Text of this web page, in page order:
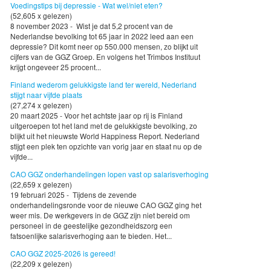
Voedingstips bij depressie - Wat wel/niet eten?
(52,605 x gelezen)
8 november 2023 - Wist je dat 5,2 procent van de
Nederlandse bevolking tot 65 jaar in 2022 leed aan een
depressie? Dit komt neer op 550.000 mensen, zo blijkt uit
cijfers van de GGZ Groep. En volgens het Trimbos Instituut
krijgt ongeveer 25 procent...
Finland wederom gelukkigste land ter wereld, Nederland
stijgt naar vijfde plaats
(27,274 x gelezen)
20 maart 2025 - Voor het achtste jaar op rij is Finland
uitgeroepen tot het land met de gelukkigste bevolking, zo
blijkt uit het nieuwste World Happiness Report. Nederland
stijgt een plek ten opzichte van vorig jaar en staat nu op de
vijfde...
CAO GGZ onderhandelingen lopen vast op salarisverhoging
(22,659 x gelezen)
19 februari 2025 - Tijdens de zevende
onderhandelingsronde voor de nieuwe CAO GGZ ging het
weer mis. De werkgevers in de GGZ zijn niet bereid om
personeel in de geestelijke gezondheidszorg een
fatsoenlijke salarisverhoging aan te bieden. Het...
CAO GGZ 2025-2026 is gereed!
(22,209 x gelezen)